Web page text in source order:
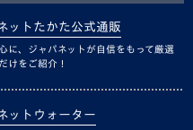
ットたかた公式通販
に、ジャパネットが自信をもって厳選
けをご紹介！
ットウォーター